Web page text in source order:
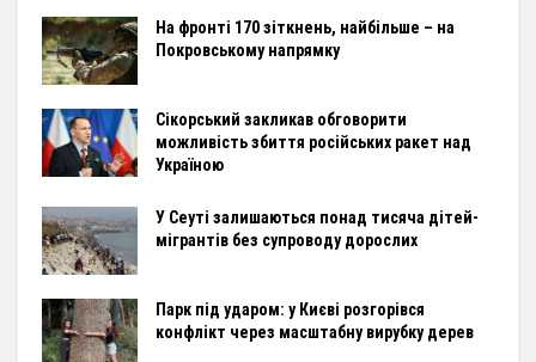
На фронті 170 зіткнень, найбільше – на
Покровському напрямку
Сікорський закликав обговорити
можливість збиття російських ракет над
Україною
У Сеуті залишаються понад тисяча дітей-
мігрантів без супроводу дорослих
Парк під ударом: у Києві розгорівся
конфлікт через масштабну вирубку дерев